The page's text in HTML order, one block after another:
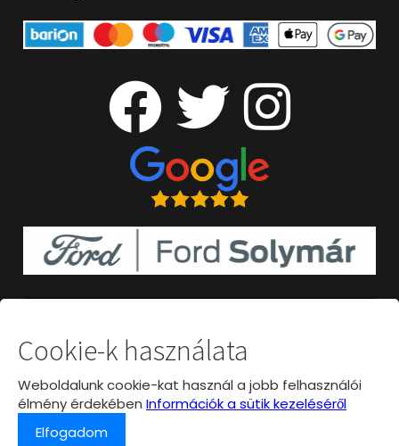
Cookie-k használata
Weboldalunk cookie-kat használ a jobb felhasználói
élmény érdekében Információk a sütik kezeléséről
Elfogadom